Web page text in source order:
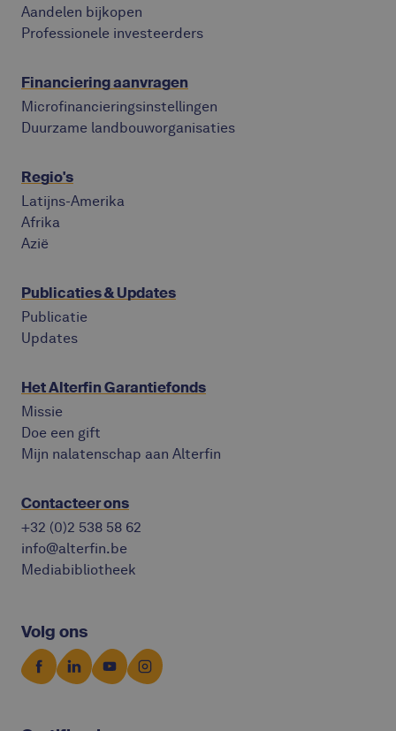
Aandelen bijkopen
Professionele investeerders
Financiering aanvragen
Microfinancieringsinstellingen
Duurzame landbouworganisaties
Regio's
Latijns-Amerika
Afrika
Azië
Publicaties & Updates
Publicatie
Updates
Het Alterfin Garantiefonds
Missie
Doe een gift
Mijn nalatenschap aan Alterfin
Contacteer ons
+32 (0)2 538 58 62
info@alterfin.be
Mediabibliotheek
Volg ons